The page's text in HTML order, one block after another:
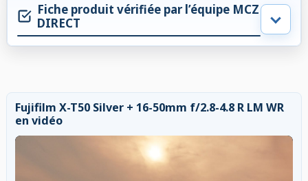
Fiche produit vérifiée par l’équipe MCZ
DIRECT
Fujifilm X-T50 Silver + 16-50mm f/2.8-4.8 R LM WR
en vidéo